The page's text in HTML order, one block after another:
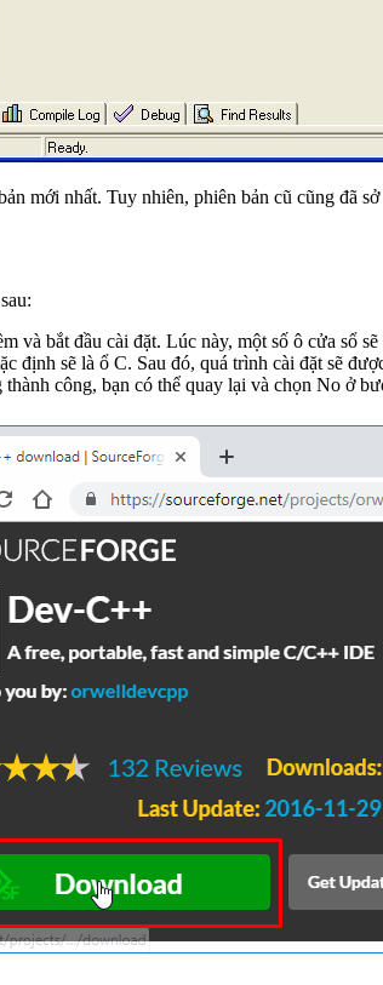
mới nhất. Tuy nhiên, phiên bản cũ cũng đã
và bắt đầu cài đặt. Lúc này, một số ô cửa sổ
định sẽ là ổ C. Sau đó, quá trình cài đặt sẽ
công, bạn có thể quay lại và chọn No ở